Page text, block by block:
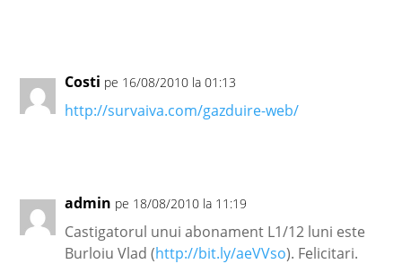
Costi pe 16/08/2010 la 01:13
http://survaiva.com/gazduire-web/
admin pe 18/08/2010 la 11:19
Castigatorul unui abonament L1/12 luni este
Burloiu Vlad (http://bit.ly/aeVVso). Felicitari.